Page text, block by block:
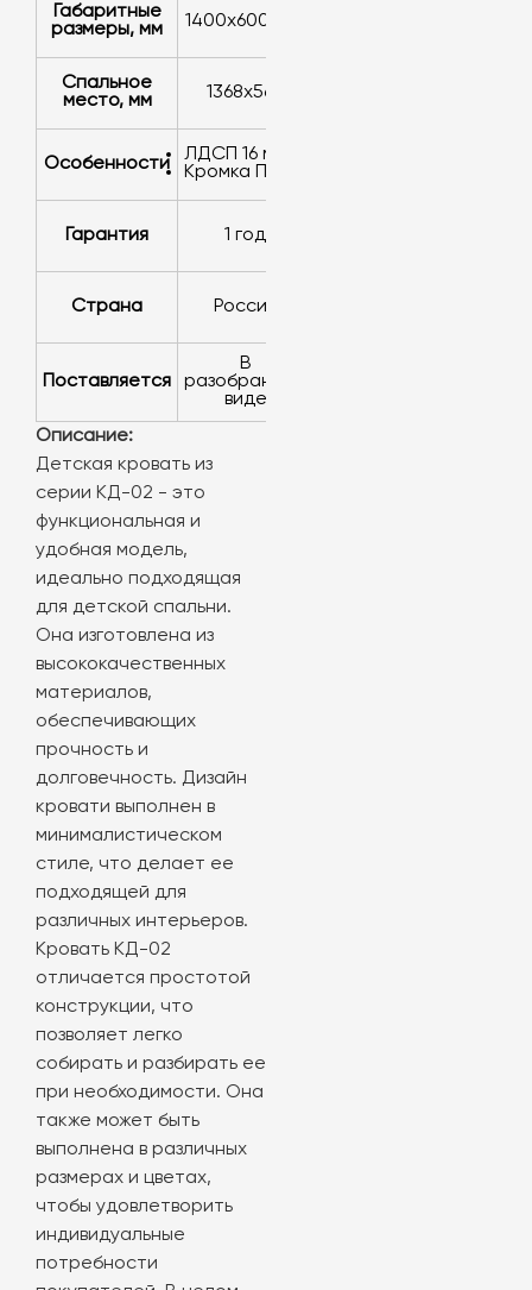
размеры, мм
1400х600х614
Спальное
место, мм
1368х568
Особенности
ЛДСП 16 мм
кромка ПВХ
Гарантия 1 год
Страна Россия
Поставляется
в
разобранном
виде
Описание:
Детская кровать из
серии КД-02 - это
функциональная и
удобная модель,
идеально подходящая
для детской спальни.
Она изготовлена из
высококачественных
материалов,
обеспечивающих
прочность и
долговечность. Дизайн
кровати выполнен в
минималистическом
стиле, что делает ее
подходящей для
различных интерьеров.
Кровать КД-02
отличается простотой
конструкции, что
позволяет легко
собирать и разбирать ее
при необходимости. Она
также может быть
выполнена в различных
размерах и цветах,
чтобы удовлетворить
индивидуальные
потребности